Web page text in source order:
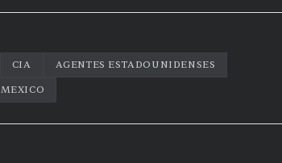
CIA
AGENTES ESTADOUNIDENSES
MEXICO